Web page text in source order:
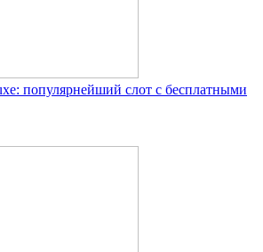
популярнейший слот с бесплатными